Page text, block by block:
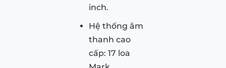
inch.
Hệ thống âm
thanh cao
cấp: 17 loa